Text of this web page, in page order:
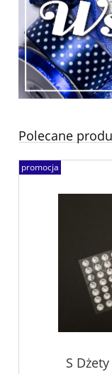
Polecane
S
promocja